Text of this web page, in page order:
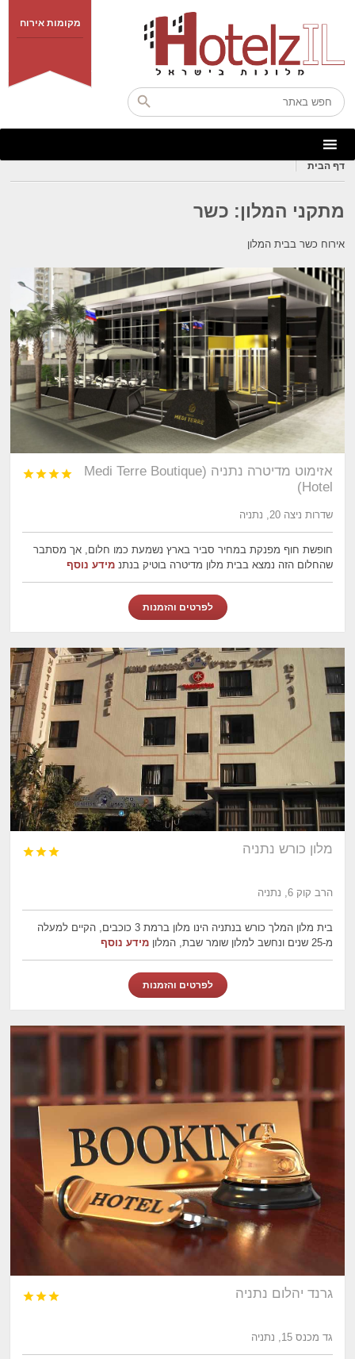
מקומות אירוח
דף הבית
מתקני המלון: כשר
אירוח כשר בבית המלון
אזימוט מדיטרה נתניה (Medi Terre Boutique
Hotel)




שדרות ניצה 20, נתניה
חופשת חוף מפנקת במחיר סביר בארץ נשמעת כמו חלום, אך מסתבר
שהחלום הזה נמצא בבית מלון מדיטרה בוטיק בנתנמידע נוסף
לפרטים והזמנות
מלון כורש נתניה 


הרב קוק 6, נתניה
בית מלון המלך כורש בנתניה הינו מלון ברמת 3 כוכבים, הקיים למעלה
מ-25 שנים ונחשב למלון שומר שבת, המלון
מידע נוסף
לפרטים והזמנות
גרנד יהלום נתניה 


גד מכנס 15, נתניה